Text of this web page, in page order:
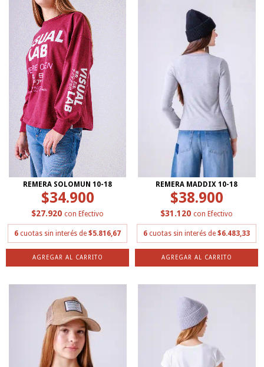
REMERA SOLOMUN 10-18
$34.900
$27.920 con Efectivo
6 cuotas sin interés de $5.816,67
AGREGAR AL CARRITO
REMERA MADDIX 10-18
$38.900
$31.120 con Efectivo
6 cuotas sin interés de $6.483,33
AGREGAR AL CARRITO